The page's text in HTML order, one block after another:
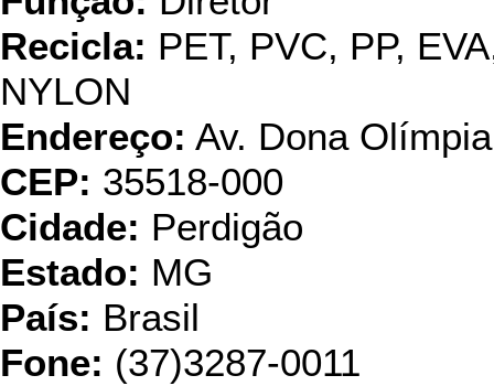
Recicla: PET, PVC, PP,
NYLON
Endereço: Av. Dona
CEP: 35518-000
Cidade: Perdigão
Estado: MG
País: Brasil
Fone: (37)3287-0011